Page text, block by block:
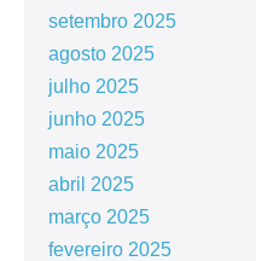
setembro 2025
agosto 2025
julho 2025
junho 2025
maio 2025
abril 2025
março 2025
fevereiro 2025